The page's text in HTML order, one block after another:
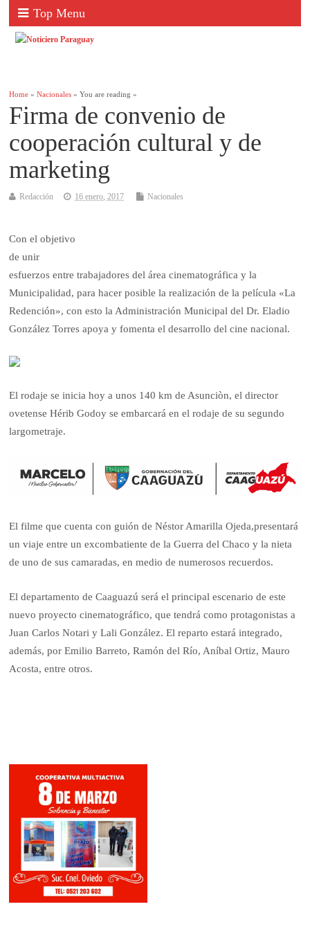
Top Menu
Home »Nacionales » You are reading »
Firma de convenio de
cooperación cultural y de
marketing
Redacción 16 enero, 2017 Nacionales
Con el objetivo
de unir
esfuerzos entre trabajadores del área cinematográfica y la
Municipalidad, para hacer posible la realización de la película «La
Redención», con esto la Administración Municipal del Dr. Eladio
González Torres apoya y fomenta el desarrollo del cine nacional.
El rodaje se inicia hoy a unos 140 km de Asunciòn, el director
ovetense Hérib Godoy se embarcará en el rodaje de su segundo
largometraje.
El filme que cuenta con guión de Néstor Amarilla Ojeda,presentará
un viaje entre un excombatiente de la Guerra del Chaco y la nieta
de uno de sus camaradas, en medio de numerosos recuerdos.
El departamento de Caaguazú será el principal escenario de este
nuevo proyecto cinematográfico, que tendrá como protagonistas a
Juan Carlos Notari y Lali González. El reparto estará integrado,
además, por Emilio Barreto, Ramón del Río, Aníbal Ortiz, Mauro
Acosta, entre otros.